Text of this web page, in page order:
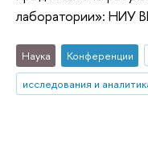
лаборатории»: НИУ
Наука Конференции
исследования и